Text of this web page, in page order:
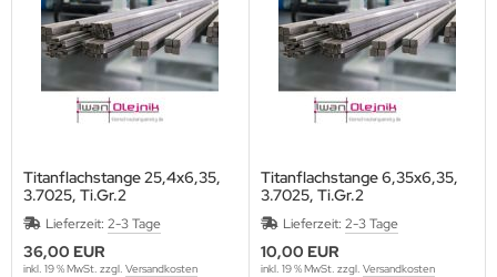
Titanflachstange 25,4x6,35,
3.7025, Ti.Gr.2
Lieferzeit: 2-3 Tage
36,00 EUR
inkl. 19 % MwSt. zzgl. Versandkosten
Titanflachstange 6,35x6,35,
3.7025, Ti.Gr.2
Lieferzeit: 2-3 Tage
10,00 EUR
inkl. 19 % MwSt. zzgl. Versandkosten